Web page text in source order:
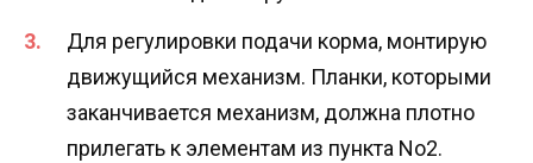
Для регулировки подачи корма, монтирую
движущийся механизм. Планки, которыми
заканчивается механизм, должна плотно
прилегать к элементам из пункта No2.